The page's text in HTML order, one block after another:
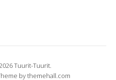
Tuurit-Tuurit.
by themehall.com